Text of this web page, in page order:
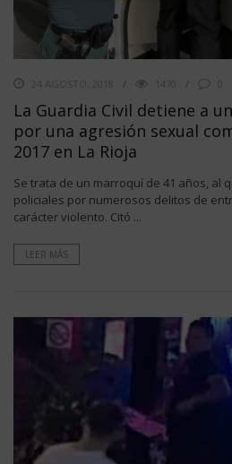
24 AGOSTO, 2018 1470
La Guardia Civil detiene a
por una agresión sexual
2017 en La Rioja
Se trata de un marroquí de 41 años, al
policiales por numerosos delitos de
carácter violento. Citó ...
LEER MÁS